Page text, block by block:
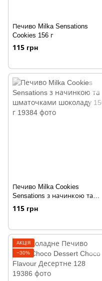
Печиво Milka Sensations
Cookies 156 г
115 грн
Печиво Milka Cookies
Sensations з начинкою та
шматочками шоколаду 156 г
115 грн
АКЦІЯ
−30%